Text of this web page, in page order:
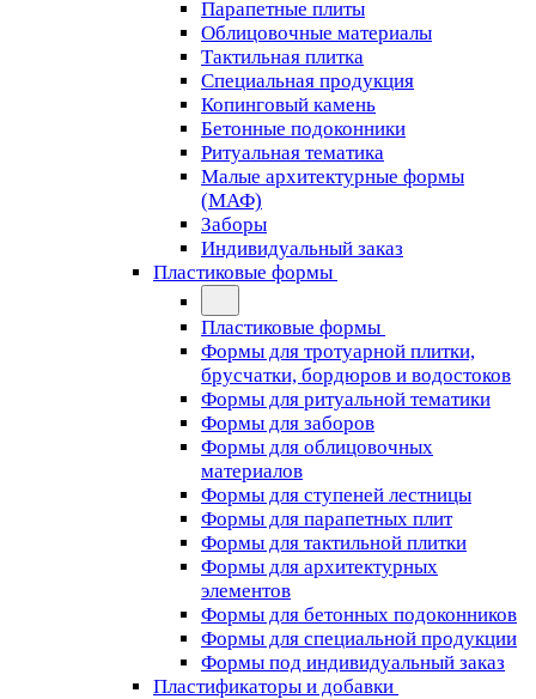
Парапетные плиты
Облицовочные материалы
Тактильная плитка
Специальная продукция
Копинговый камень
Бетонные подоконники
Ритуальная тематика
Малые архитектурные формы
(МАФ)
Заборы
Индивидуальный заказ
Пластиковые формы
Пластиковые формы
Формы для тротуарной плитки,
брусчатки, бордюров и водостоков
Формы для ритуальной тематики
Формы для заборов
Формы для облицовочных
материалов
Формы для ступеней лестницы
Формы для парапетных плит
Формы для тактильной плитки
Формы для архитектурных
элементов
Формы для бетонных подоконников
Формы для специальной продукции
Формы под индивидуальный заказ
Пластификаторы и добавки